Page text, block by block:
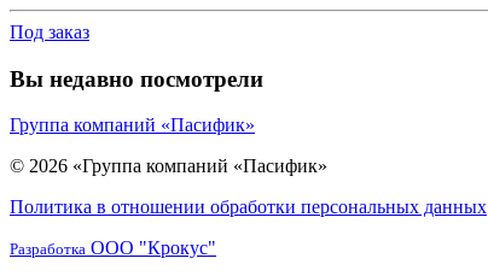
Под заказ
Вы недавно посмотрели
Группа компаний «Пасифик»
© 2026 «Группа компаний «Пасифик»
Политика в отношении обработки персональных данных
Разработка ООО "Крокус"